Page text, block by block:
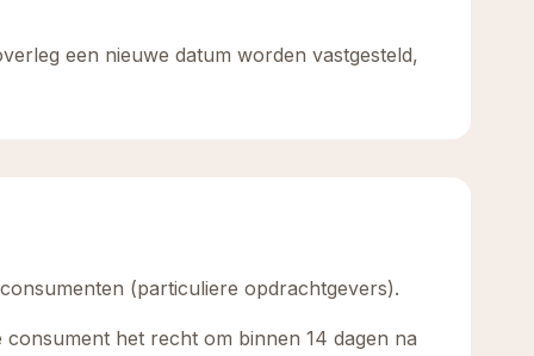
een nieuwe datum worden vastgesteld,
(particuliere opdrachtgevers).
het recht om binnen 14 dagen na